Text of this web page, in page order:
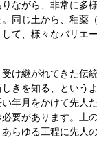
ながら、非常に多
同じ土から、釉薬
て、様々なバリエ
け継がれてきた伝
きを知る、という
年月をかけて先人
要があります。土
らゆる工程に先人